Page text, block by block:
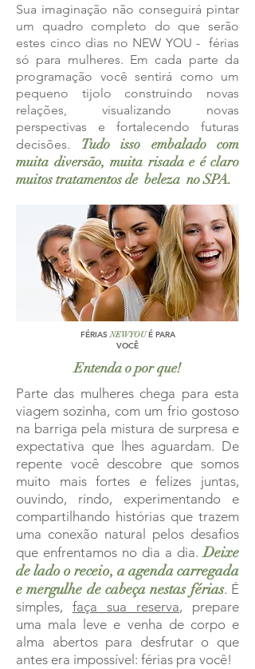
FÉRIAS NEW YOU É PARA
VOCÊ
Entenda o por que!
Parte das mulheres chega para esta
viagem sozinha, com um frio gostoso
na barriga pela mistura de surpresa e
expectativa que lhes aguardam. De
repente você descobre que somos
muito mais fortes e felizes juntas,
ouvindo, rindo, experimentando e
compartilhando histórias que trazem
uma conexão natural pelos desafios
que enfrentamos no dia a dia. Deixe
de lado o receio, a agenda carregada
e mergulhe de cabeça nestas férias. É
simples, faça sua reserva, prepare
uma mala leve e venha de corpo e
alma abertos para desfrutar o que
antes era impossível: férias pra você!
Sua imaginação não conseguirá pintar
um quadro completo do que serão
estes cinco dias no NEW YOU - férias
só para mulheres. Em cada parte da
programação você sentirá como um
pequeno tijolo construindo novas
relações, visualizando novas
perspectivas e fortalecendo futuras
decisões. Tudo isso embalado com
muita diversão, muita risada e é claro
muitos tratamentos de beleza no SPA.